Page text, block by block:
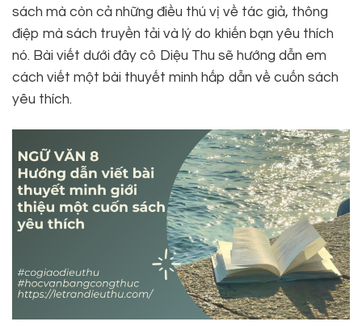
sách mà còn cả những điều thú vị về tác giả, thông
điệp mà sách truyền tải và lý do khiến bạn yêu thích
nó. Bài viết dưới đây cô Diệu Thu sẽ hướng dẫn em
cách viết một bài thuyết minh hấp dẫn về cuốn sách
yêu thích.